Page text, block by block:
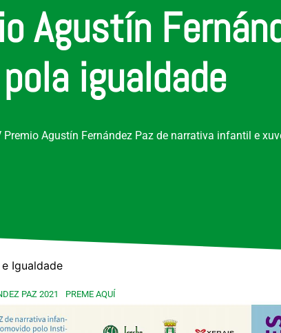
Agustín
igualdade
Premio Agustín Fernández Paz de narrativa infantil e
Igualdade
PAZ 2021 PREME AQUÍ